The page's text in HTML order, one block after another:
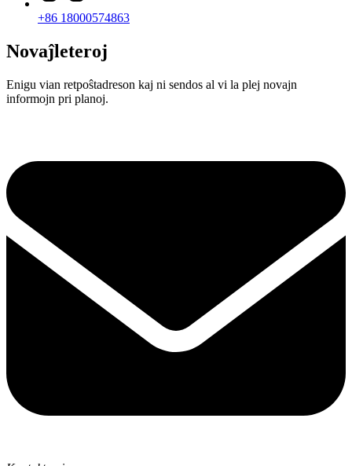
+86 18000574863
Novaĵleteroj
Enigu vian retpoŝtadreson kaj ni sendos al vi la plej novajn
informojn pri planoj.